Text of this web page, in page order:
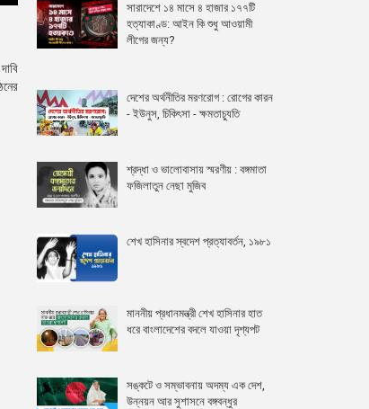
সারাদেশে ১৪ মাসে ৪ হাজার ১৭৭টি
হত্যাকাণ্ড: আইন কি শুধু আওয়ামী
লীগের জন্য?
দেশের অর্থনীতির মরণরোগ : রোগের কারন
- ইউনুস, চিকিৎসা - ক্ষমতাচ্যুতি
শ্রদ্ধা ও ভালোবাসায় স্মরণীয় : বঙ্গমাতা
ফজিলাতুন নেছা মুজিব
শেখ হাসিনার স্বদেশ প্রত্যাবর্তন, ১৯৮১
মাননীয় প্রধানমন্ত্রী শেখ হাসিনার হাত
ধরে বাংলাদেশের বদলে যাওয়া দৃশ্যপট
সঙ্কটে ও সম্ভাবনায় অদম্য এক দেশ,
উন্নয়ন আর সুশাসনে বঙ্গবন্ধুর